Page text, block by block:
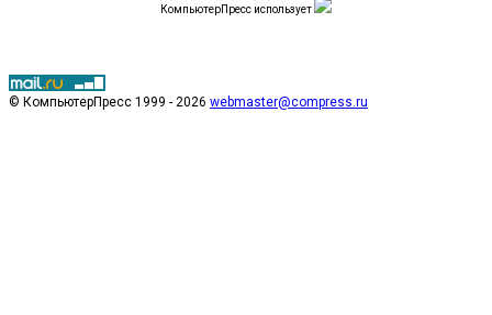
КомпьютерПресс использует
© КомпьютерПресс 1999 - 2026 webmaster@compress.ru